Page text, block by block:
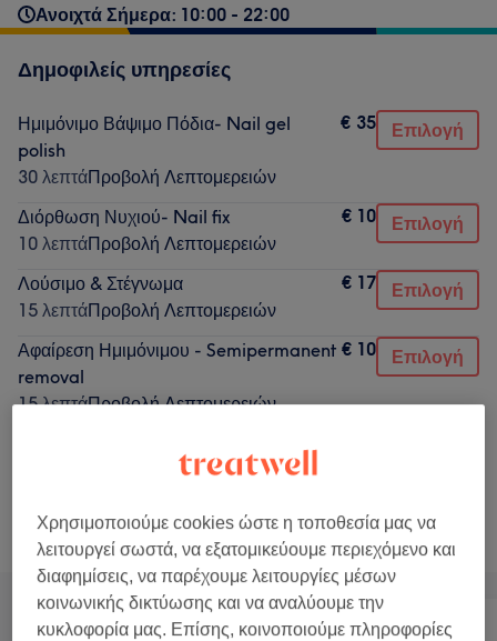
Ανοιχτά Σήμερα: 10:00 - 22:00
Δημοφιλείς υπηρεσίες
Ημιμόνιμο Βάψιμο Πόδια- Nail gel
polish
30 λεπτάΠροβολή Λεπτομερειών
€ 35 Επιλογή
Διόρθωση Νυχιού- Nail fix
10 λεπτάΠροβολή Λεπτομερειών
€ 10 Επιλογή
Λούσιμο & Στέγνωμα
15 λεπτάΠροβολή Λεπτομερειών
€ 17 Επιλογή
Αφαίρεση Ημιμόνιμου - Semipermanent
removal
15 λεπτάΠροβολή Λεπτομερειών
€ 10 Επιλογή
Προβολή Λεπτομερειών
Αναζήτηση υπηρεσιών
Χρησιμοποιούμε cookies ώστε η τοποθεσία μας να
λειτουργεί σωστά, να εξατομικεύουμε περιεχόμενο και
διαφημίσεις, να παρέχουμε λειτουργίες μέσων
κοινωνικής δικτύωσης και να αναλύουμε την
κυκλοφορία μας. Επίσης, κοινοποιούμε πληροφορίες